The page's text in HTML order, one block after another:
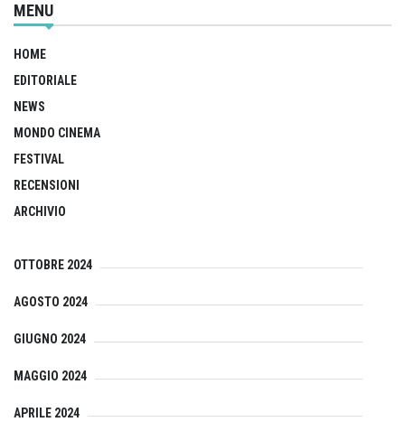
MENU
HOME
EDITORIALE
NEWS
MONDO CINEMA
FESTIVAL
RECENSIONI
ARCHIVIO
OTTOBRE 2024
AGOSTO 2024
GIUGNO 2024
MAGGIO 2024
APRILE 2024